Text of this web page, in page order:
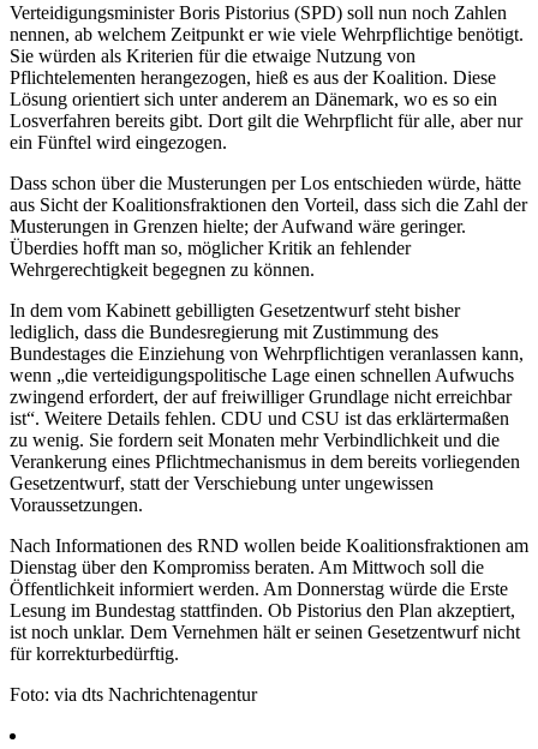
Verteidigungsminister Boris Pistorius (SPD) soll nun noch Zahlen
nennen, ab welchem Zeitpunkt er wie viele Wehrpflichtige benötigt.
Sie würden als Kriterien für die etwaige Nutzung von
Pflichtelementen herangezogen, hieß es aus der Koalition. Diese
Lösung orientiert sich unter anderem an Dänemark, wo es so ein
Losverfahren bereits gibt. Dort gilt die Wehrpflicht für alle, aber nur
ein Fünftel wird eingezogen.
Dass schon über die Musterungen per Los entschieden würde, hätte
aus Sicht der Koalitionsfraktionen den Vorteil, dass sich die Zahl der
Musterungen in Grenzen hielte; der Aufwand wäre geringer.
Überdies hofft man so, möglicher Kritik an fehlender
Wehrgerechtigkeit begegnen zu können.
In dem vom Kabinett gebilligten Gesetzentwurf steht bisher
lediglich, dass die Bundesregierung mit Zustimmung des
Bundestages die Einziehung von Wehrpflichtigen veranlassen kann,
wenn „die verteidigungspolitische Lage einen schnellen Aufwuchs
zwingend erfordert, der auf freiwilliger Grundlage nicht erreichbar
ist“. Weitere Details fehlen. CDU und CSU ist das erklärtermaßen
zu wenig. Sie fordern seit Monaten mehr Verbindlichkeit und die
Verankerung eines Pflichtmechanismus in dem bereits vorliegenden
Gesetzentwurf, statt der Verschiebung unter ungewissen
Voraussetzungen.
Nach Informationen des RND wollen beide Koalitionsfraktionen am
Dienstag über den Kompromiss beraten. Am Mittwoch soll die
Öffentlichkeit informiert werden. Am Donnerstag würde die Erste
Lesung im Bundestag stattfinden. Ob Pistorius den Plan akzeptiert,
ist noch unklar. Dem Vernehmen hält er seinen Gesetzentwurf nicht
für korrekturbedürftig.
Foto: via dts Nachrichtenagentur